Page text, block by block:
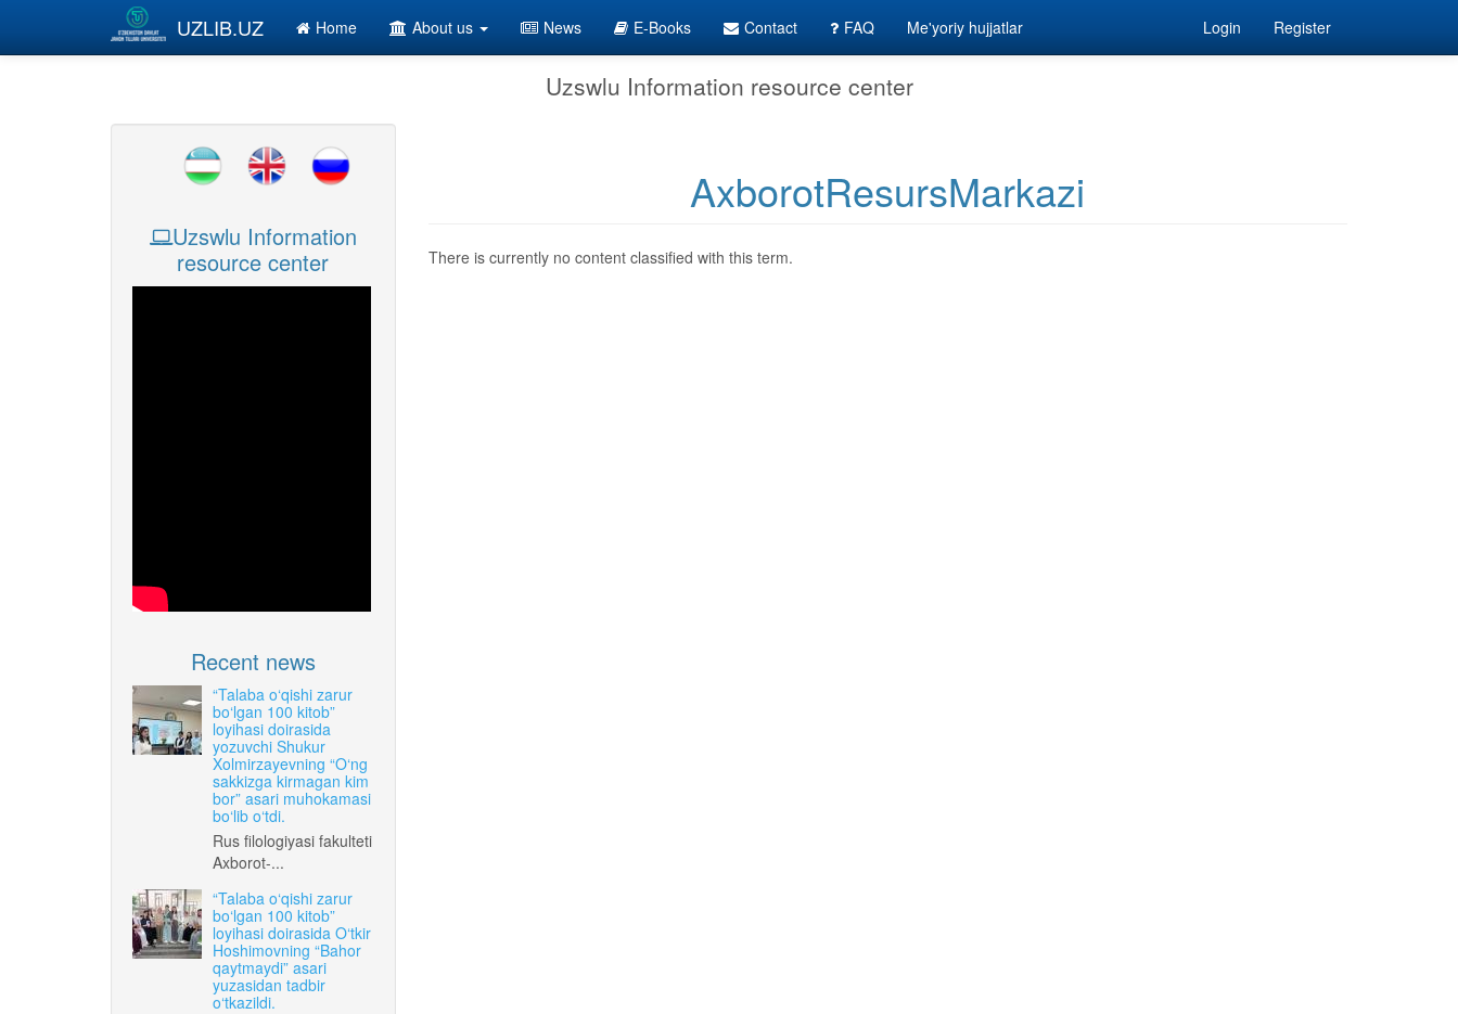
Skip to main content
UZLIB.UZ Home About us News E-Books Contact FAQ Me'yoriy hujjatlar Login Register
Uzswlu Information resource center
AxborotResursMarkazi
There is currently no content classified with this term.
Uzswlu Information
resource center
Recent news
“Talaba o‘qishi zarur
bo‘lgan 100 kitob”
loyihasi doirasida
yozuvchi Shukur
Xolmirzayevning “O‘ng
sakkizga kirmagan kim
bor” asari muhokamasi
bo‘lib o‘tdi.
Rus filologiyasi fakulteti
Axborot-...
“Talaba o‘qishi zarur
bo‘lgan 100 kitob”
loyihasi doirasida O‘tkir
Hoshimovning “Bahor
qaytmaydi” asari
yuzasidan tadbir
o‘tkazildi.